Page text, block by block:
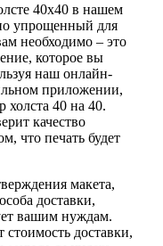
40х40 в нашем
упрощенный для
необходимо – это
которое вы
наш онлайн-
приложении,
холста 40 на 40.
качество
что печать будет
макета,
доставки,
вашим нуждам.
стоимость доставки,